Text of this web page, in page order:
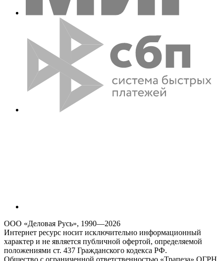
ООО «Деловая Русь», 1990—2026
Интернет ресурс носит исключительно информационный
характер и не является публичной офертой, определяемой
положениями ст. 437 Гражданского кодекса РФ.